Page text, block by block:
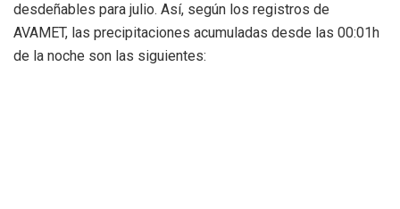
desdeñables para julio. Así, según los registros de
AVAMET, las precipitaciones acumuladas desde las 00:01h
de la noche son las siguientes: